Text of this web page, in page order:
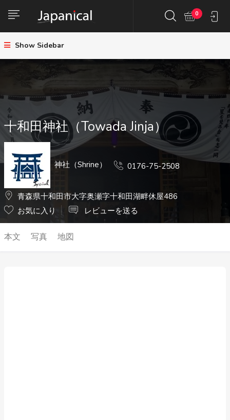
0
Show Sidebar
十和田神社（Towada Jinja）
神社（Shrine） 0176-75-2508
青森県十和田市大字奥瀬字十和田湖畔休屋486
お気に入り
レビューを送る
本文 写真 地図